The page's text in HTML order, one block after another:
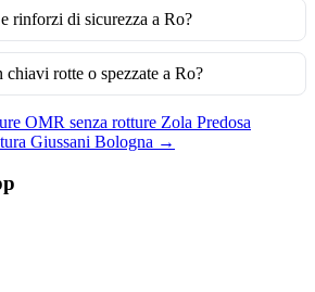
rinforzi di sicurezza a Ro?
chiavi rotte o spezzate a Ro?
OMR senza rotture Zola Predosa
Giussani Bologna →